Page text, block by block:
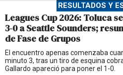
RESULTADOS Y
Leagues Cup 2026: Toluca
3-0 a Seattle Sounders;
de Fase de Grupos
El encuentro apenas comenzaba
minuto 3, tras un tiro de esquina
Gallardo apareció para poner el 1-0.